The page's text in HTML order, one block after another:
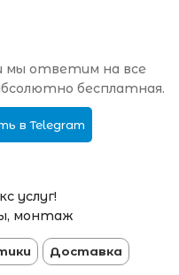
мы ответим на все
бесплатная.
в Telegram
услуг!
монтаж
Доставка